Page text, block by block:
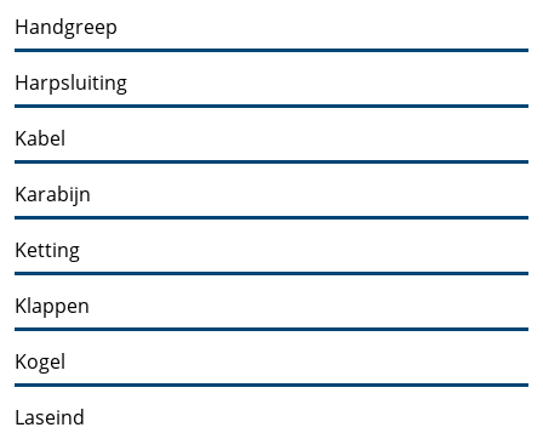
Handgreep
Harpsluiting
Kabel
Karabijn
Ketting
Klappen
Kogel
Laseind